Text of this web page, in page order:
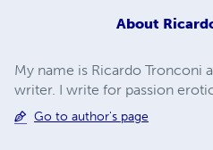
About
My name is Ricardo Tronconi
writer. I write for passion
Go to author's page